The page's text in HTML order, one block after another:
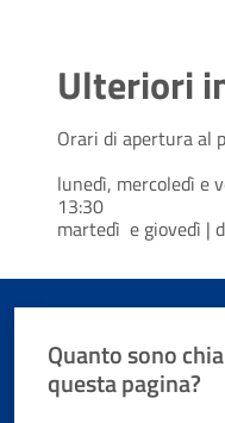
Ulteriori
Orari di apertura al
lunedì, mercoledì e
13:30
martedì e giovedì |
Quanto sono
questa pagina?